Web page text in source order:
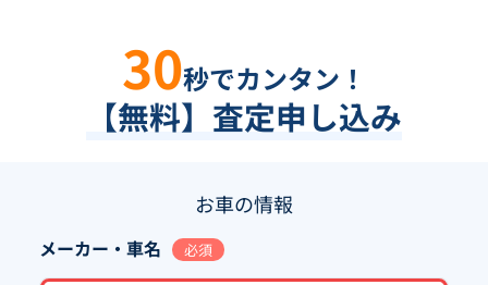
30秒でカンタン！
【無料】査定申し込み
お車の情報
メーカー・車名 必須